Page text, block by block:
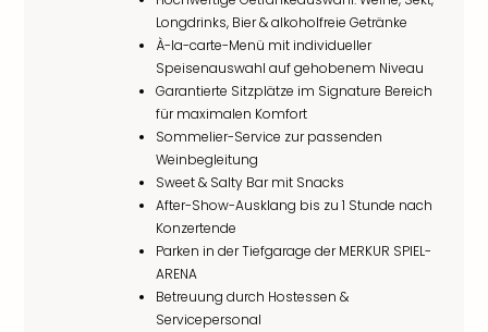
Longdrinks, Bier & alkoholfreie Getränke
À-la-carte-Menü mit individueller
Speisenauswahl auf gehobenem Niveau
Garantierte Sitzplätze im Signature Bereich
für maximalen Komfort
Sommelier-Service zur passenden
Weinbegleitung
Sweet & Salty Bar mit Snacks
After-Show-Ausklang bis zu 1 Stunde nach
Konzertende
Parken in der Tiefgarage der MERKUR SPIEL-
ARENA
Betreuung durch Hostessen &
Servicepersonal